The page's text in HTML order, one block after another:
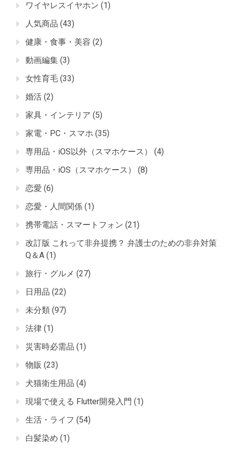
ワイヤレスイヤホン (1)
人気商品 (43)
健康・食事・美容 (2)
動画編集 (3)
女性育毛 (33)
婚活 (2)
家具・インテリア (5)
家電・PC・スマホ (35)
専用品・iOS以外（スマホケース）
(4)
専用品・iOS（スマホケース）
(8)
恋愛 (6)
恋愛・人間関係 (1)
携帯電話・スマートフォン (21)
改訂版 これって非弁提携？ 弁護士のための非弁対策
Q＆A (1)
旅行・グルメ (27)
日用品 (22)
未分類 (97)
法律 (1)
災害時必需品 (1)
物販 (23)
犬猫衛生用品 (4)
現場で使える Flutter開発入門 (1)
生活・ライフ (54)
白髪染め (1)